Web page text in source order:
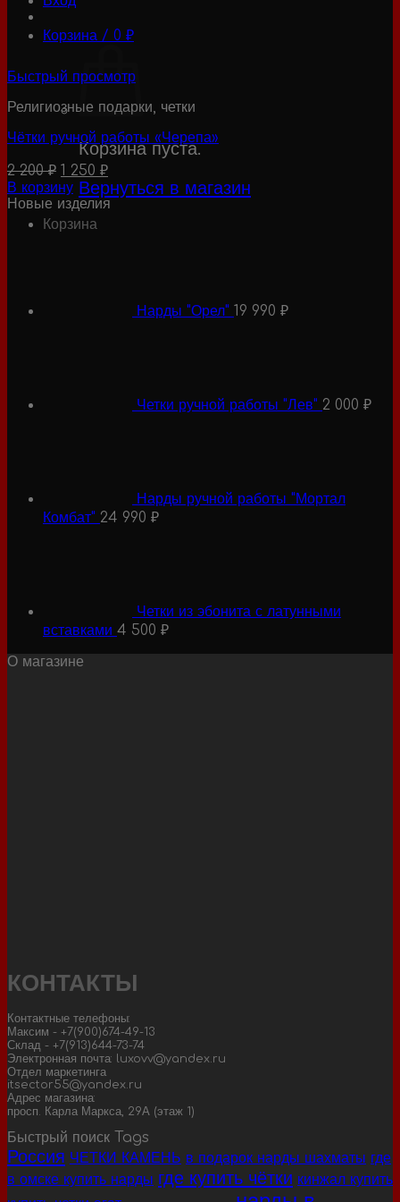
Корзина / 0 ₽
Корзина пуста.
Вернуться в магазин
Корзина
Быстрый просмотр
Религиозные подарки, четки
Чётки ручной работы «Черепа»
2 200₽ Первоначальная
цена
составляла
200 ₽.
1 250 ₽Текущая
цена:
1
В корзину
Новые изделия
Нарды "Орел" 19 990 ₽
Четки ручной работы "Лев" 2 000 ₽
Нарды ручной работы "Мортал
Комбат" 24 990 ₽
Четки из эбонита с латунными
вставками 4 500 ₽
О магазине
КОНТАКТЫ
Контактные телефоны:
Максим - +7(900)674-49-13
Склад - +7(913)644-73-74
Электронная почта: luxovv@yandex.ru
Отдел маркетинга
itsector55@yandex.ru
Адрес магазина:
просп. Карла Маркса, 29А (этаж 1)
Быстрый поиск Tags
Россия ЧЕТКИ КАМЕНЬ в подарок нарды шахматы где
в омске купить нарды где купить чётки кинжал купить